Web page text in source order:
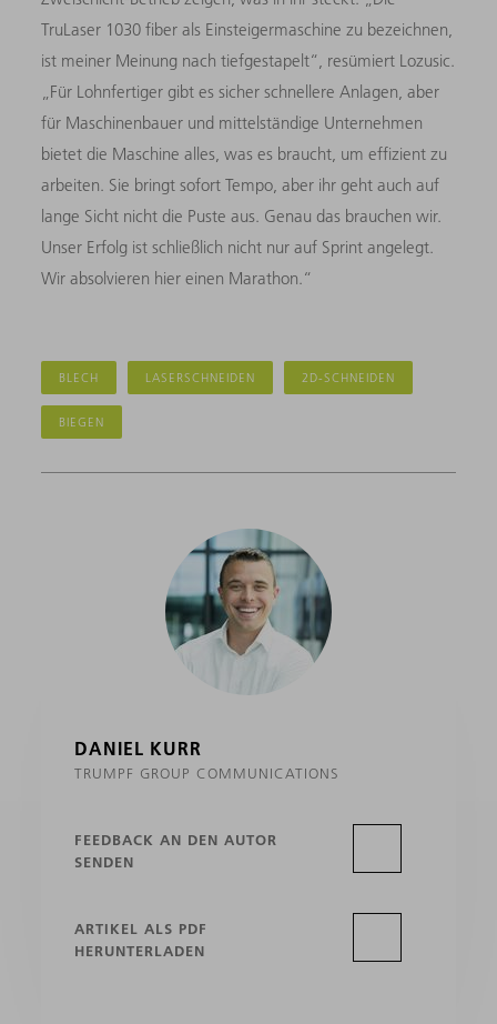
TruLaser 1030 fiber als Einsteigermaschine zu bezeichnen,
ist meiner Meinung nach tiefgestapelt“, resümiert Lozusic.
„Für Lohnfertiger gibt es sicher schnellere Anlagen, aber
für Maschinenbauer und mittelständige Unternehmen
bietet die Maschine alles, was es braucht, um effizient zu
arbeiten. Sie bringt sofort Tempo, aber ihr geht auch auf
lange Sicht nicht die Puste aus. Genau das brauchen wir.
Unser Erfolg ist schließlich nicht nur auf Sprint angelegt.
Wir absolvieren hier einen Marathon.“
BLECH LASERSCHNEIDEN 2D-SCHNEIDEN
BIEGEN
DANIEL KURR
TRUMPF GROUP COMMUNICATIONS
FEEDBACK AN DEN AUTOR
SENDEN
ARTIKEL ALS PDF
HERUNTERLADEN